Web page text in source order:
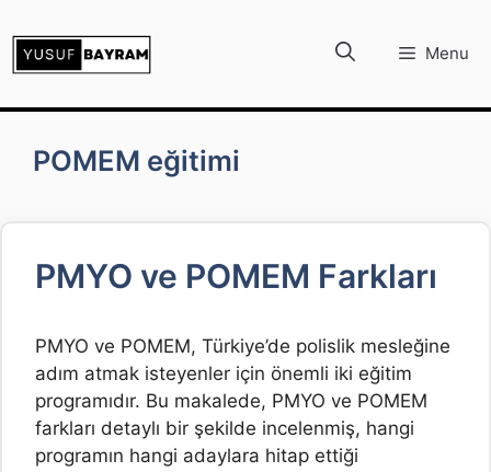
atla
Menu
POMEM eğitimi
PMYO ve POMEM Farkları
PMYO ve POMEM, Türkiye’de polislik mesleğine
adım atmak isteyenler için önemli iki eğitim
programıdır. Bu makalede, PMYO ve POMEM
farkları detaylı bir şekilde incelenmiş, hangi
programın hangi adaylara hitap ettiği